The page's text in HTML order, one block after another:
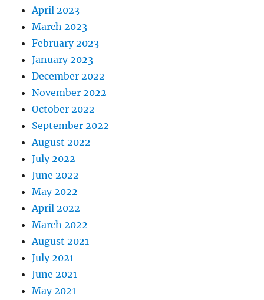
April 2023
March 2023
February 2023
January 2023
December 2022
November 2022
October 2022
September 2022
August 2022
July 2022
June 2022
May 2022
April 2022
March 2022
August 2021
July 2021
June 2021
May 2021